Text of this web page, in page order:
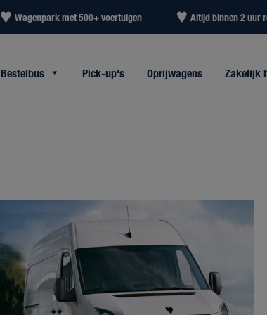
Wagenpark met 500+ voertuigen Altijd binnen 2 uur
Bestelbus Pick-up's Oprijwagens Zakelijk